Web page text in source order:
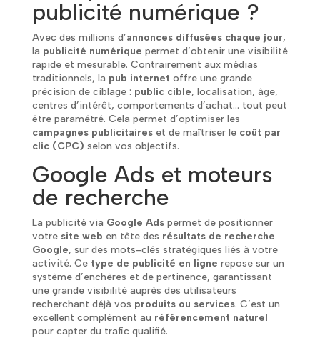
publicité numérique ?
Avec des millions d’annonces diffusées chaque jour,
la publicité numérique permet d’obtenir une visibilité
rapide et mesurable. Contrairement aux médias
traditionnels, la pub internet offre une grande
précision de ciblage : public cible, localisation, âge,
centres d’intérêt, comportements d’achat… tout peut
être paramétré. Cela permet d’optimiser les
campagnes publicitaireset de maîtriser le coût par
clic (CPC) selon vos objectifs.
Google Ads et moteurs
de recherche
La publicité via Google Adspermet de positionner
votre site web en tête des résultats de recherche
Google, sur des mots-clés stratégiques liés à votre
activité. Ce type de publicité en ligne repose sur un
système d’enchères et de pertinence, garantissant
une grande visibilité auprès des utilisateurs
recherchant déjà vos produits ou services. C’est un
excellent complément au référencement naturel
pour capter du trafic qualifié.